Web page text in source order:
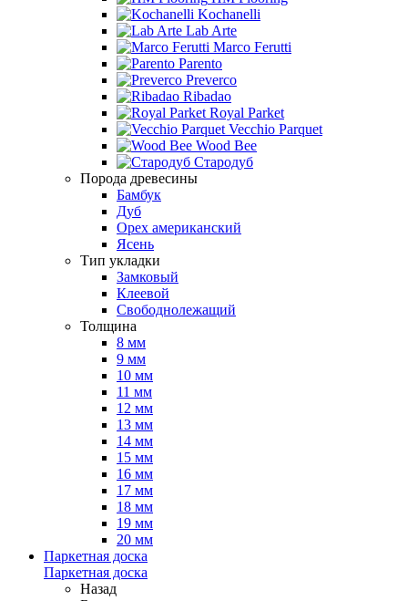
Kochanelli
Lab Arte
Marco Ferutti
Parento
Preverco
Ribadao
Royal Parket
Vecchio Parquet
Wood Bee
Стародуб
Порода древесины
Бамбук
Дуб
Орех американский
Ясень
Тип укладки
Замковый
Клеевой
Свободнолежащий
Толщина
8 мм
9 мм
10 мм
11 мм
12 мм
13 мм
14 мм
15 мм
16 мм
17 мм
18 мм
19 мм
20 мм
Паркетная доска
Паркетная доска
Назад